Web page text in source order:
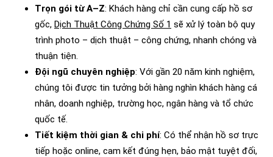
Trọn gói từ A–Z: Khách hàng chỉ cần cung cấp hồ sơ
gốc, Dịch Thuật Công Chứng Số 1 sẽ xử lý toàn bộ quy
trình photo – dịch thuật – công chứng, nhanh chóng và
thuận tiện.
Đội ngũ chuyên nghiệp: Với gần 20 năm kinh nghiệm,
chúng tôi được tin tưởng bởi hàng nghìn khách hàng cá
nhân, doanh nghiệp, trường học, ngân hàng và tổ chức
quốc tế.
Tiết kiệm thời gian & chi phí: Có thể nhận hồ sơ trực
tiếp hoặc online, cam kết đúng hẹn, bảo mật tuyệt đối,